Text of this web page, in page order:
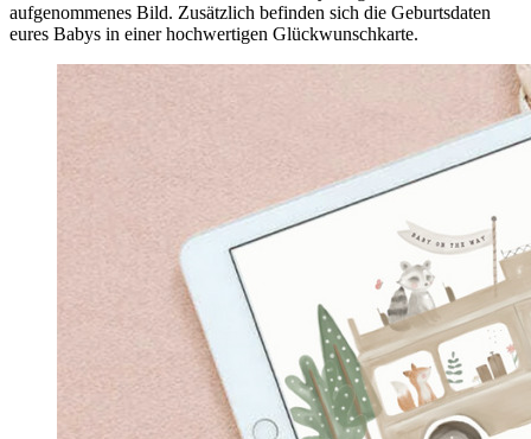
aufgenommenes Bild. Zusätzlich befinden sich die Geburtsdaten
eures Babys in einer hochwertigen Glückwunschkarte.